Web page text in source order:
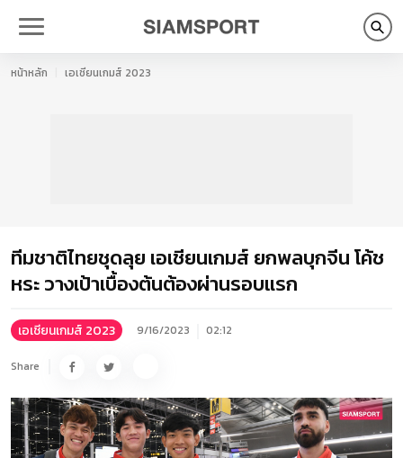
หน้าหลัก เอเชียนเกมส์ 2023
ทีมชาติไทยชุดลุย เอเชียนเกมส์ ยกพลบุกจีน โค้ช
หระ วางเป้าเบื้องต้นต้องผ่านรอบแรก
เอเชียนเกมส์ 2023 9/16/2023 02:12
Share